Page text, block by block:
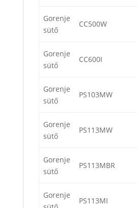
Gorenje
sütő
CC500W
Gorenje
sütő
CC600I
Gorenje
sütő
PS103MW
Gorenje
sütő
PS113MW
Gorenje
sütő
PS113MBR
Gorenje
PS113MI